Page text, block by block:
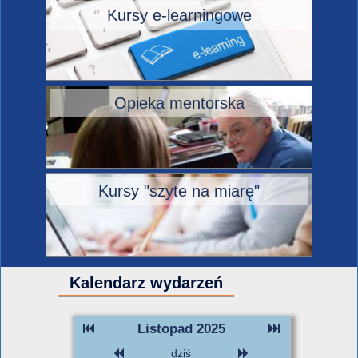
Kursy e-learningowe
Opieka mentorska
Kursy "szyte na miarę"
Kalendarz wydarzeń
Listopad 2025
dziś